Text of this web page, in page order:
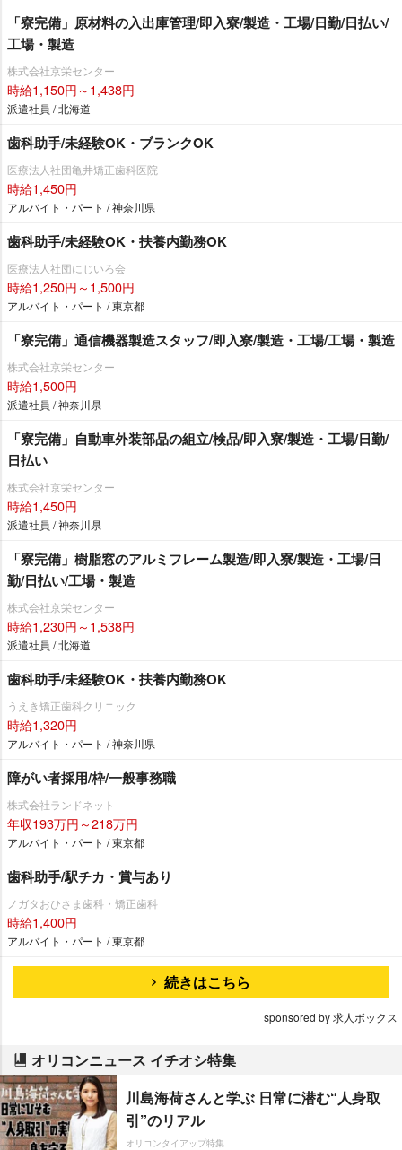
「寮完備」原材料の入出庫管理/即入寮/製造・工場/日勤/日払い/
工場・製造
株式会社京栄センター
時給1,150円～1,438円
派遣社員 / 北海道
歯科助手/未経験OK・ブランクOK
医療法人社団亀井矯正歯科医院
時給1,450円
アルバイト・パート / 神奈川県
歯科助手/未経験OK・扶養内勤務OK
医療法人社団にじいろ会
時給1,250円～1,500円
アルバイト・パート / 東京都
「寮完備」通信機器製造スタッフ/即入寮/製造・工場/工場・製造
株式会社京栄センター
時給1,500円
派遣社員 / 神奈川県
「寮完備」自動車外装部品の組立/検品/即入寮/製造・工場/日勤/
日払い
株式会社京栄センター
時給1,450円
派遣社員 / 神奈川県
「寮完備」樹脂窓のアルミフレーム製造/即入寮/製造・工場/日
勤/日払い/工場・製造
株式会社京栄センター
時給1,230円～1,538円
派遣社員 / 北海道
歯科助手/未経験OK・扶養内勤務OK
うえき矯正歯科クリニック
時給1,320円
アルバイト・パート / 神奈川県
障がい者採用/枠/一般事務職
株式会社ランドネット
年収193万円～218万円
アルバイト・パート / 東京都
歯科助手/駅チカ・賞与あり
ノガタおひさま歯科・矯正歯科
時給1,400円
アルバイト・パート / 東京都
続きはこちら
sponsored by 求人ボックス
オリコンニュース イチオシ特集
川島海荷さんと学ぶ 日常に潜む“人身取
引”のリアル
オリコンタイアップ特集